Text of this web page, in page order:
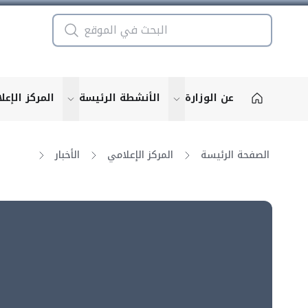
عن الوزارة show submenu for "More"
الأنشطة الرئيسة for "More"
المركز
الصفحة الرئيسة المركز الإعلامي الأخبار